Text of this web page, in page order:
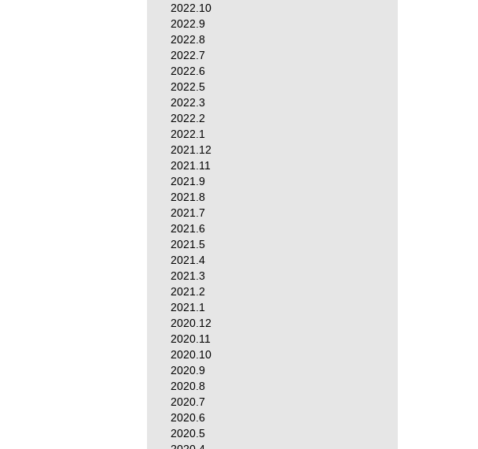
2022.10
2022.9
2022.8
2022.7
2022.6
2022.5
2022.3
2022.2
2022.1
2021.12
2021.11
2021.9
2021.8
2021.7
2021.6
2021.5
2021.4
2021.3
2021.2
2021.1
2020.12
2020.11
2020.10
2020.9
2020.8
2020.7
2020.6
2020.5